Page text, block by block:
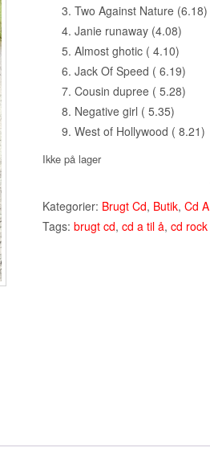
Two Against Nature (6.18)
Janie runaway (4.08)
Almost ghotic ( 4.10)
Jack Of Speed ( 6.19)
Cousin dupree ( 5.28)
Negative girl ( 5.35)
West of Hollywood ( 8.21)
Ikke på lager
Kategorier: Brugt Cd, Butik, Cd
Tags: brugt cd, cd a til å, cd rock